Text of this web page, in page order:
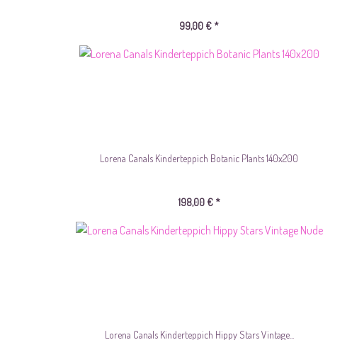
99,00 € *
Lorena Canals Kinderteppich Botanic Plants 140x200
198,00 € *
Lorena Canals Kinderteppich Hippy Stars Vintage...